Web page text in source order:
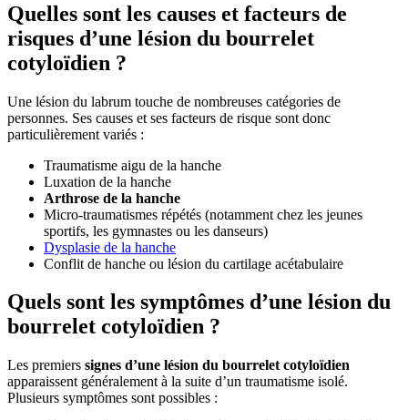
Quelles sont les causes et facteurs de
risques d’une lésion du bourrelet
cotyloïdien ?
Une lésion du labrum touche de nombreuses catégories de
personnes. Ses causes et ses facteurs de risque sont donc
particulièrement variés :
Traumatisme aigu de la hanche
Luxation de la hanche
Arthrose de la hanche
Micro-traumatismes répétés (notamment chez les jeunes
sportifs, les gymnastes ou les danseurs)
Dysplasie de la hanche
Conflit de hanche ou lésion du cartilage acétabulaire
Quels sont les symptômes d’une lésion du
bourrelet cotyloïdien ?
Les premiers signes d’une lésion du bourrelet cotyloïdien
apparaissent généralement à la suite d’un traumatisme isolé.
Plusieurs symptômes sont possibles :